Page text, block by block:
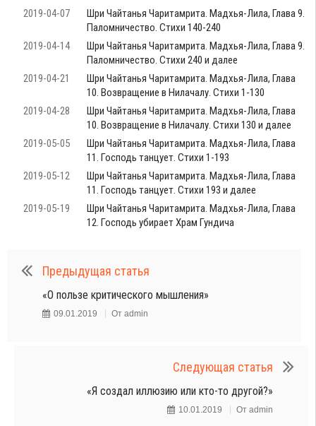
2019-04-07
Шри Чайтанья Чаритамрита. Мадхья-Лила, Глава 9.
Паломничество. Стихи 140-240
2019-04-14
Шри Чайтанья Чаритамрита. Мадхья-Лила, Глава 9.
Паломничество. Стихи 240 и далее
2019-04-21
Шри Чайтанья Чаритамрита. Мадхья-Лила, Глава
10. Возвращение в Нилачалу. Стихи 1-130
2019-04-28
Шри Чайтанья Чаритамрита. Мадхья-Лила, Глава
10. Возвращение в Нилачалу. Стихи 130 и далее
2019-05-05
Шри Чайтанья Чаритамрита. Мадхья-Лила, Глава
11. Господь танцует. Стихи 1-193
2019-05-12
Шри Чайтанья Чаритамрита. Мадхья-Лила, Глава
11. Господь танцует. Стихи 193 и далее
2019-05-19
Шри Чайтанья Чаритамрита. Мадхья-Лила, Глава
12. Господь убирает Храм Гундича
Предыдущая статья
«О пользе критического мышления»
09.01.2019 От admin
Следующая статья
«Я создал иллюзию или кто-то другой?»
10.01.2019 От admin